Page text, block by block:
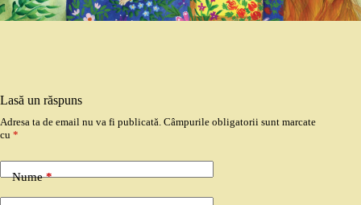
Lasă un răspuns
Adresa ta de email nu va fi publicată. Câmpurile obligatorii sunt marcate
cu *
Nume*